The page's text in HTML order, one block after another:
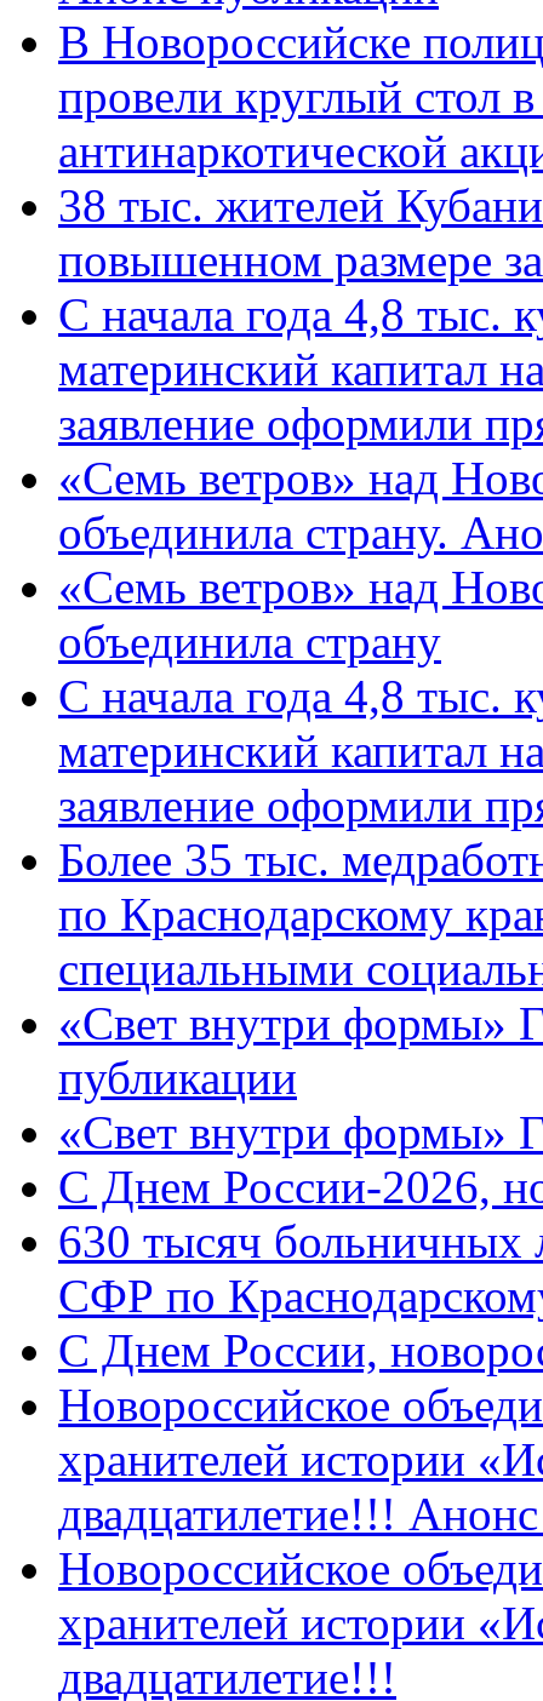
В Новороссийске
провели круглый стол
антинаркотической
38 тыс. жителей
повышенном размере
С начала года 4,8 тыс.
материнский капитал
заявление оформили
«Семь ветров» над
объединила страну.
«Семь ветров» над
объединила страну
С начала года 4,8 тыс.
материнский капитал
заявление оформили
Более 35 тыс.
по Краснодарскому
специальными
«Свет внутри формы»
публикации
«Свет внутри формы»
C Днем России-2026,
630 тысяч больничных
СФР по
C Днем России,
Новороссийское
хранителей истории
двадцатилетие!!!
Новороссийское
хранителей истории
двадцатилетие!!!